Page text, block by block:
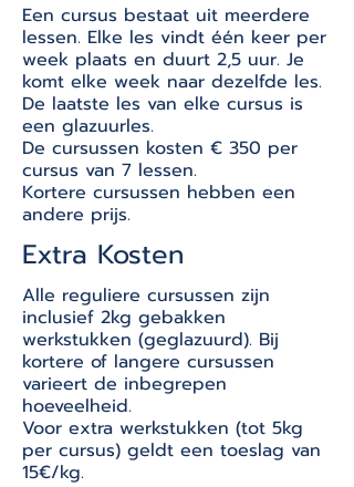
Een cursus bestaat uit meerdere
lessen. Elke les vindt één keer per
week plaats en duurt 2,5 uur. Je
komt elke week naar dezelfde les.
De laatste les van elke cursus is
een glazuurles.
De cursussen kosten € 350 per
cursus van 7 lessen.
Kortere cursussen hebben een
andere prijs.
Extra Kosten
Alle reguliere cursussen zijn
inclusief 2kg gebakken
werkstukken (geglazuurd). Bij
kortere of langere cursussen
varieert de inbegrepen
hoeveelheid.
Voor extra werkstukken (tot 5kg
per cursus) geldt een toeslag van
15€/kg.